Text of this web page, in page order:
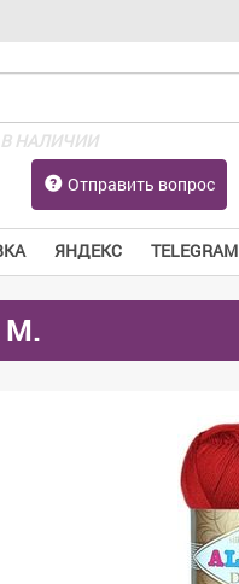
НАЛИЧИИ
Отправить вопрос
ЯНДЕКС TELEGRAM
М.